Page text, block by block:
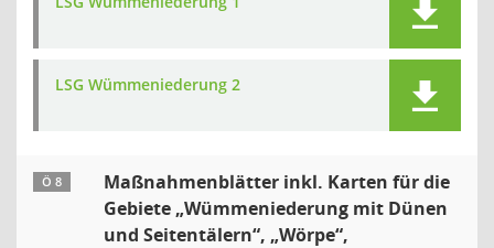
LSG Wümmeniederung 2
Ö 8
Maßnahmenblätter inkl. Karten für die
Gebiete „Wümmeniederung mit Dünen
und Seitentälern“, „Wörpe“,